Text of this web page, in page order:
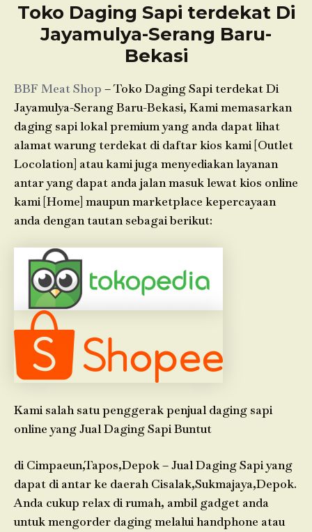
Toko Daging Sapi terdekat Di
Jayamulya-Serang Baru-
Bekasi
BBF Meat Shop – Toko Daging Sapi terdekat Di
Jayamulya-Serang Baru-Bekasi, Kami memasarkan
daging sapi lokal premium yang anda dapat lihat
alamat warung terdekat di daftar kios kami [Outlet
Locolation] atau kami juga menyediakan layanan
antar yang dapat anda jalan masuk lewat kios online
kami [Home] maupun marketplace kepercayaan
anda dengan tautan sebagai berikut:
Kami salah satu penggerak penjual daging sapi
online yang Jual Daging Sapi Buntut
di Cimpaeun,Tapos,Depok – Jual Daging Sapi yang
dapat di antar ke daerah Cisalak,Sukmajaya,Depok.
Anda cukup relax di rumah, ambil gadget anda
untuk mengorder daging melalui handphone atau